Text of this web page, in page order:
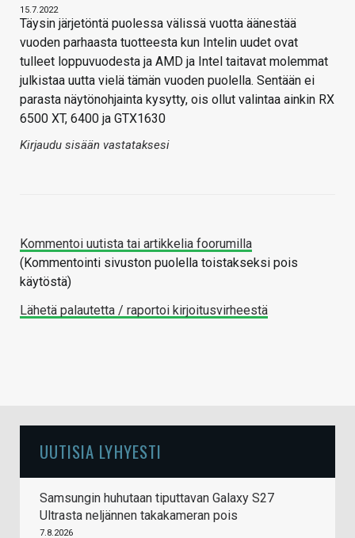
15.7.2022
Täysin järjetöntä puolessa välissä vuotta äänestää
vuoden parhaasta tuotteesta kun Intelin uudet ovat
tulleet loppuvuodesta ja AMD ja Intel taitavat molemmat
julkistaa uutta vielä tämän vuoden puolella. Sentään ei
parasta näytönohjainta kysytty, ois ollut valintaa ainkin RX
6500 XT, 6400 ja GTX1630
Kirjaudu sisään vastataksesi
Kommentoi uutista tai artikkelia foorumilla
(Kommentointi sivuston puolella toistakseksi pois
käytöstä)
Lähetä palautetta / raportoi kirjoitusvirheestä
UUTISIA LYHYESTI
Samsungin huhutaan tiputtavan Galaxy S27
Ultrasta neljännen takakameran pois
7.8.2026